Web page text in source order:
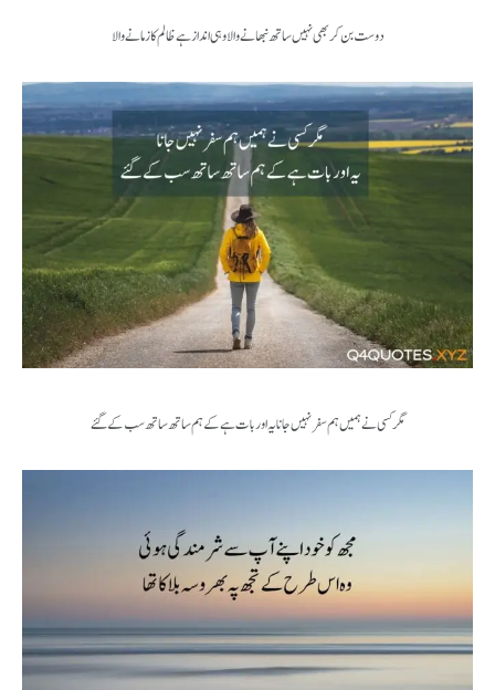
دوست بن کر بھی نہیں ساتھ نبھانے والا وہی انداز ہے ظالم کا زمانے والا
مگر کسی نے ہمیں ہم سفر نہیں جانا یہ اور بات ہے کے ہم ساتھ ساتھ سب کےگئے